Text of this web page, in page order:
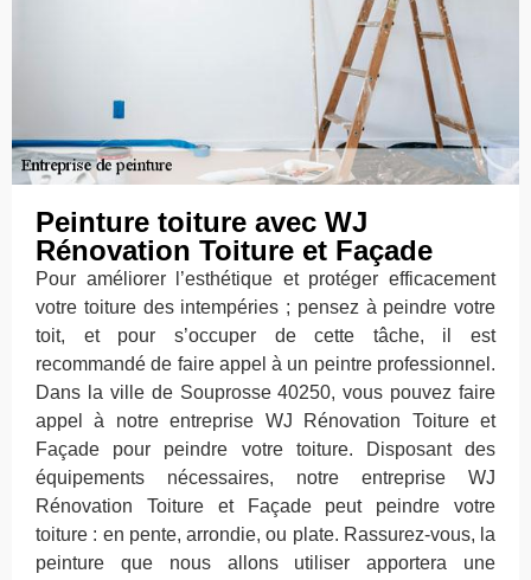
Peinture toiture avec WJ
Rénovation Toiture et Façade
Pour améliorer l’esthétique et protéger efficacement
votre toiture des intempéries ; pensez à peindre votre
toit, et pour s’occuper de cette tâche, il est
recommandé de faire appel à un peintre professionnel.
Dans la ville de Souprosse 40250, vous pouvez faire
appel à notre entreprise WJ Rénovation Toiture et
Façade pour peindre votre toiture. Disposant des
équipements nécessaires, notre entreprise WJ
Rénovation Toiture et Façade peut peindre votre
toiture : en pente, arrondie, ou plate. Rassurez-vous, la
peinture que nous allons utiliser apportera une